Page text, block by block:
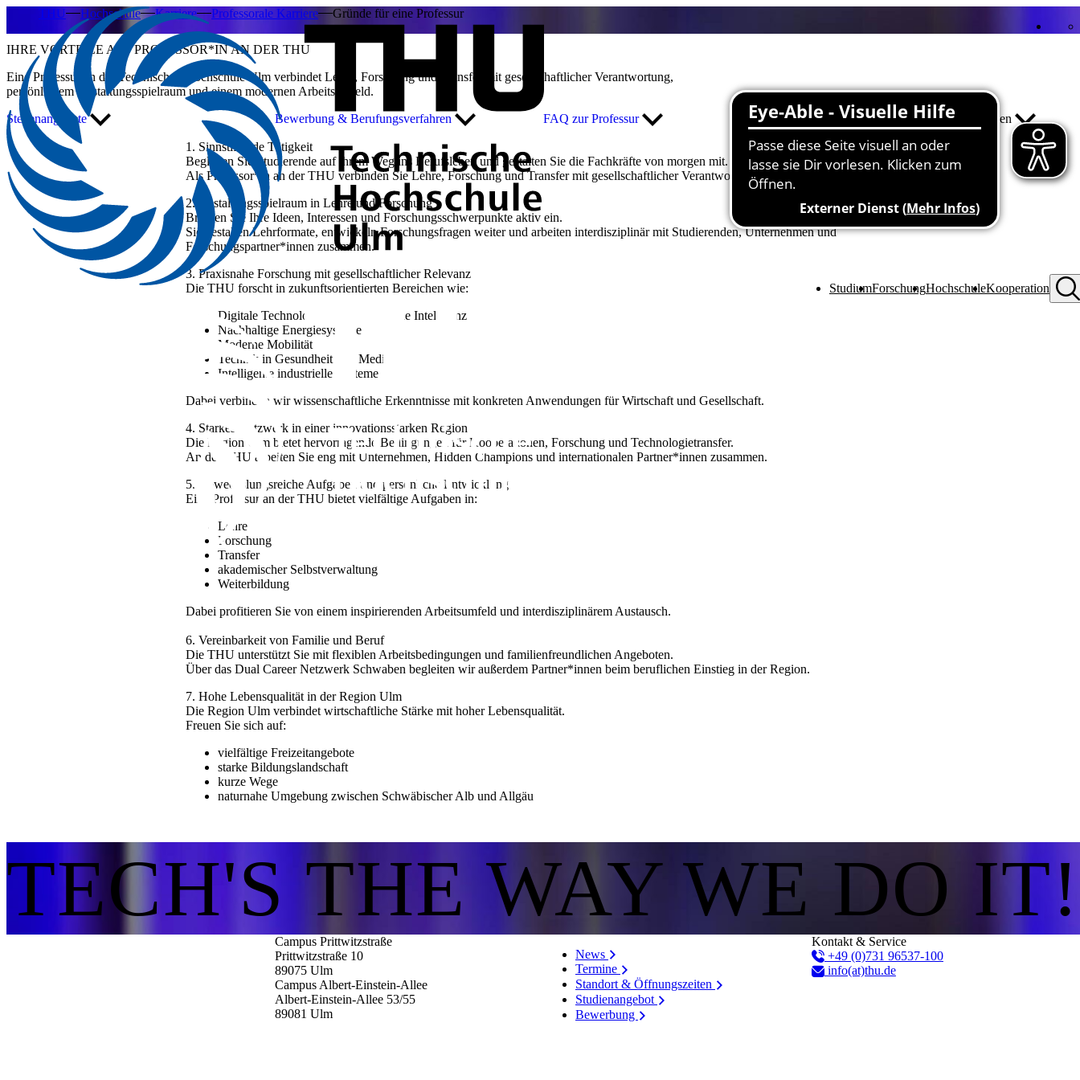
StudiumForschungHochschuleKooperation
THU Hochschule Karriere Professorale Karriere Gründe für eine Professur
IHRE VORTEILE ALS PROFESSOR*IN AN DER THU
Eine Professur an der Technischen Hochschule Ulm verbindet Lehre, Forschung und Transfer mit gesellschaftlicher Verantwortung,
persönlichem Gestaltungsspielraum und einem modernen Arbeitsumfeld.
Stellenangebote
Bewerbung & Berufungsverfahren FAQ zur Professur Interviews mit unseren Professor*innen
1. Sinnstiftende Tätigkeit
Begleiten Sie Studierende auf ihrem Weg ins Berufsleben und gestalten Sie die Fachkräfte von morgen mit.
Als Professor*in an der THU verbinden Sie Lehre, Forschung und Transfer mit gesellschaftlicher Verantwortung und praxisnahen Lösungen.
2. Gestaltungsspielraum in Lehre und Forschung
Bringen Sie Ihre Ideen, Interessen und Forschungsschwerpunkte aktiv ein.
Sie gestalten Lehrformate, entwickeln Forschungsfragen weiter und arbeiten interdisziplinär mit Studierenden, Unternehmen und
Forschungspartner*innen zusammen.
3. Praxisnahe Forschung mit gesellschaftlicher Relevanz
Die THU forscht in zukunftsorientierten Bereichen wie:
Digitale Technologien und Künstliche Intelligenz
Nachhaltige Energiesysteme
Moderne Mobilität
Technik in Gesundheit und Medizin
Intelligente industrielle Systeme
Dabei verbinden wir wissenschaftliche Erkenntnisse mit konkreten Anwendungen für Wirtschaft und Gesellschaft.
4. Starkes Netzwerk in einer innovationsstarken Region
Die Region Ulm bietet hervorragende Bedingungen für Kooperationen, Forschung und Technologietransfer.
An der THU arbeiten Sie eng mit Unternehmen, Hidden Champions und internationalen Partner*innen zusammen.
5. Abwechslungsreiche Aufgaben und persönliche Entwicklung
Eine Professur an der THU bietet vielfältige Aufgaben in:
Lehre
Forschung
Transfer
akademischer Selbstverwaltung
Weiterbildung
Dabei profitieren Sie von einem inspirierenden Arbeitsumfeld und interdisziplinärem Austausch.
6. Vereinbarkeit von Familie und Beruf
Die THU unterstützt Sie mit flexiblen Arbeitsbedingungen und familienfreundlichen Angeboten.
Über das Dual Career Netzwerk Schwaben begleiten wir außerdem Partner*innen beim beruflichen Einstieg in der Region.
7. Hohe Lebensqualität in der Region Ulm
Die Region Ulm verbindet wirtschaftliche Stärke mit hoher Lebensqualität.
Freuen Sie sich auf:
vielfältige Freizeitangebote
starke Bildungslandschaft
kurze Wege
naturnahe Umgebung zwischen Schwäbischer Alb und Allgäu
TECH'S THE WAY WE DO IT!
Campus Prittwitzstraße
Prittwitzstraße 10
89075 Ulm
Campus Albert-Einstein-Allee
Albert-Einstein-Allee 53/​55
89081 Ulm
News
Termine
Standort & Öffnungszeiten
Studienangebot
Bewerbung
Kontakt & Service
+49 (0)731 96537-100
info(at)thu.de